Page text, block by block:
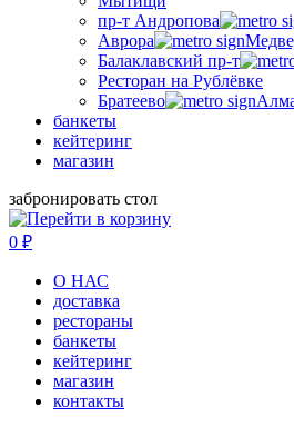
пр-т Андропова
Аврора
Балаклавский пр-т
Ресторан на Рублёвке
Братеево
банкеты
кейтеринг
магазин
забронировать стол
0 ₽
О НАС
доставка
рестораны
банкеты
кейтеринг
магазин
контакты